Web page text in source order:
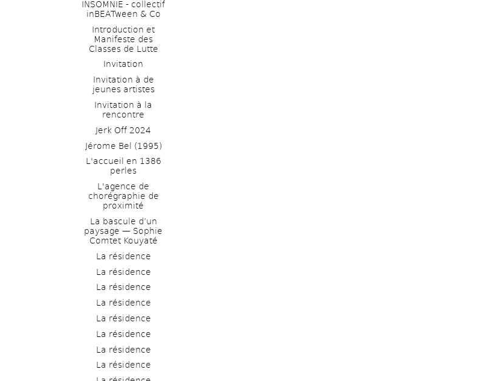
INSOMNIE - collectif
inBEATween & Co
Introduction et
Manifeste des
Classes de Lutte
Invitation
Invitation à de
jeunes artistes
Invitation à la
rencontre
Jerk Off 2024
Jérome Bel (1995)
L'accueil en 1386
perles
L'agence de
chorégraphie de
proximité
La bascule d’un
paysage — Sophie
Comtet Kouyaté
La résidence
La résidence
La résidence
La résidence
La résidence
La résidence
La résidence
La résidence